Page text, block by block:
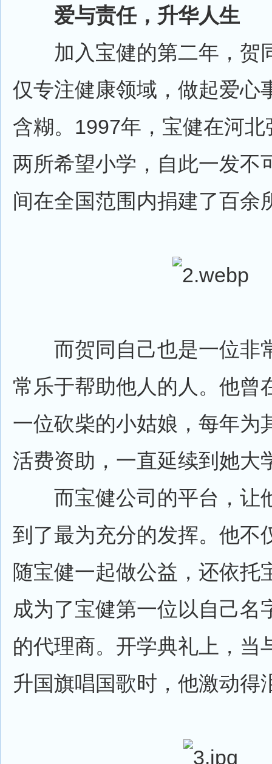
爱与责任，升华人生
加入宝健的第二年，贺
仅专注健康领域，做起爱心
含糊。1997年，宝健在河
两所希望小学，自此一发不
间在全国范围内捐建了百余
而贺同自己也是一位非
常乐于帮助他人的人。他曾
一位砍柴的小姑娘，每年为
活费资助，一直延续到她大
而宝健公司的平台，让
到了最为充分的发挥。他不
随宝健一起做公益，还依托
成为了宝健第一位以自己名
的代理商。开学典礼上，当
升国旗唱国歌时，他激动得